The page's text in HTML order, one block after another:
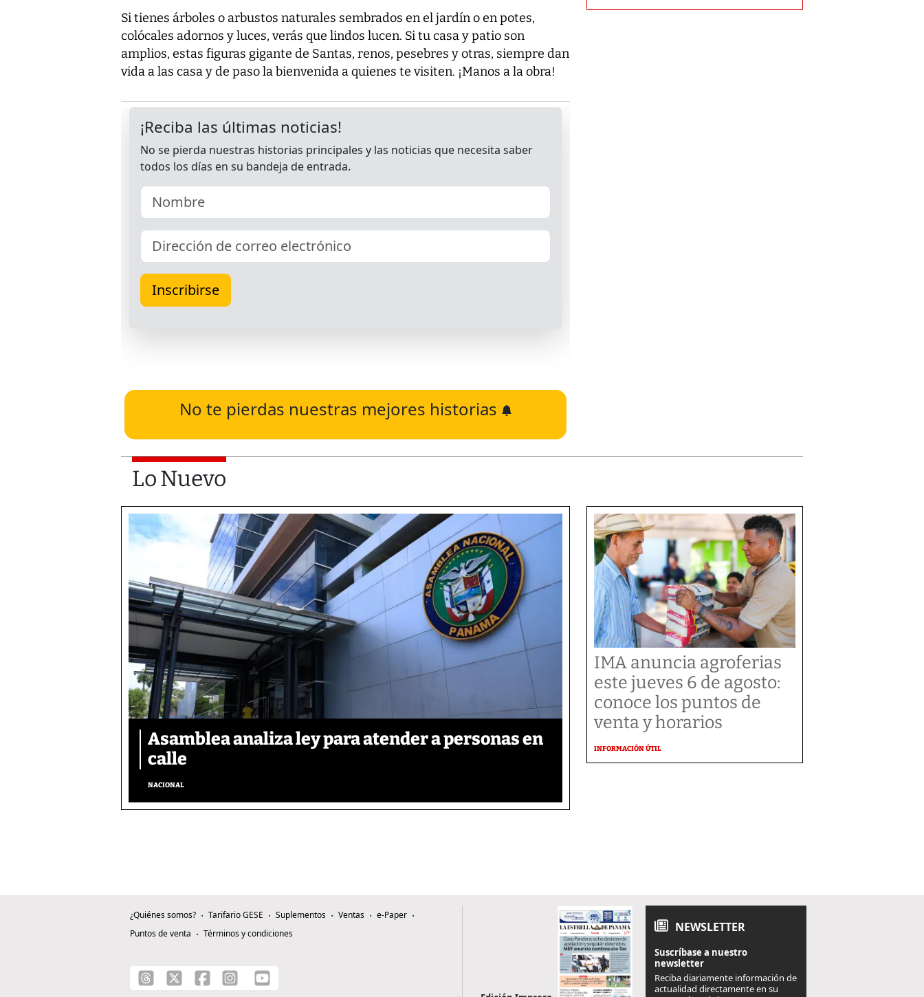
Si tienes árboles o arbustos naturales sembrados en el jardín o en potes,
colócales adornos y luces, verás que lindos lucen. Si tu casa y patio son
amplios, estas figuras gigante de Santas, renos, pesebres y otras, siempre dan
vida a las casa y de paso la bienvenida a quienes te visiten. ¡Manos a la obra!
No te pierdas nuestras mejores historias
Lo Nuevo
Asamblea analiza ley para atender a personas en
calle
NACIONAL
IMA anuncia agroferias
este jueves 6 de agosto:
conoce los puntos de
venta y horarios
INFORMACIÓN ÚTIL
¿Quiénes somos? Tarifario GESE Suplementos Ventas
e-Paper
Puntos de venta
Términos y condiciones NEWSLETTER
Suscríbase a nuestro
newsletter
Reciba diariamente información de
actualidad directamente en su